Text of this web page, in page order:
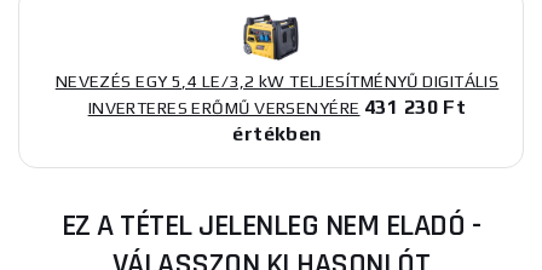
NEVEZÉS EGY 5,4 LE/3,2 kW TELJESÍTMÉNYŰ DIGITÁLIS
INVERTERES ERŐMŰ VERSENYÉRE 431 230 Ft
értékben
EZ A TÉTEL JELENLEG NEM ELADÓ -